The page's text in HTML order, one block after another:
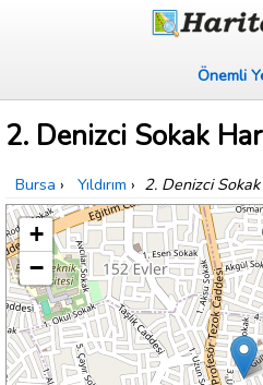
Önemli
2. Denizci Sokak
Bursa › Yıldırım › 2. Denizci Sokak
+
−